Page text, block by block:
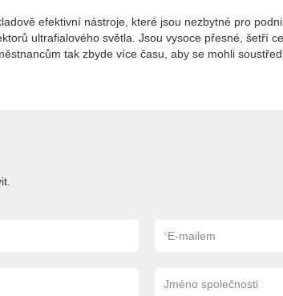
efektivní nástroje, které jsou nezbytné pro
ultrafialového světla. Jsou vysoce přesné, šetří
tak zbyde více času, aby se mohli
*E-mailem
Jméno společnosti